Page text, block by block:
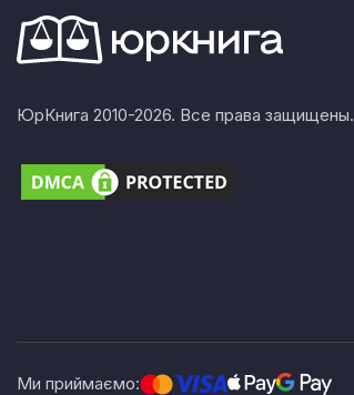
ЮрКнига 2010-2026. Все права защищены.
Ми приймаємо: